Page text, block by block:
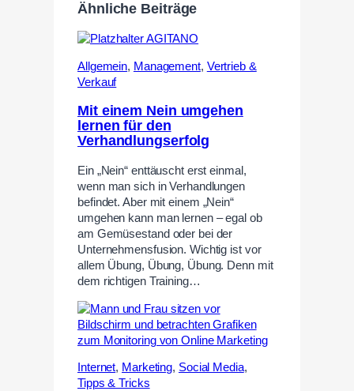
Ähnliche Beiträge
Allgemein, Management, Vertrieb &
Verkauf
Mit einem Nein umgehen
lernen für den
Verhandlungserfolg
Ein „Nein“ enttäuscht erst einmal,
wenn man sich in Verhandlungen
befindet. Aber mit einem „Nein“
umgehen kann man lernen – egal ob
am Gemüsestand oder bei der
Unternehmensfusion. Wichtig ist vor
allem Übung, Übung, Übung. Denn mit
dem richtigen Training…
Internet, Marketing, Social Media,
Tipps & Tricks